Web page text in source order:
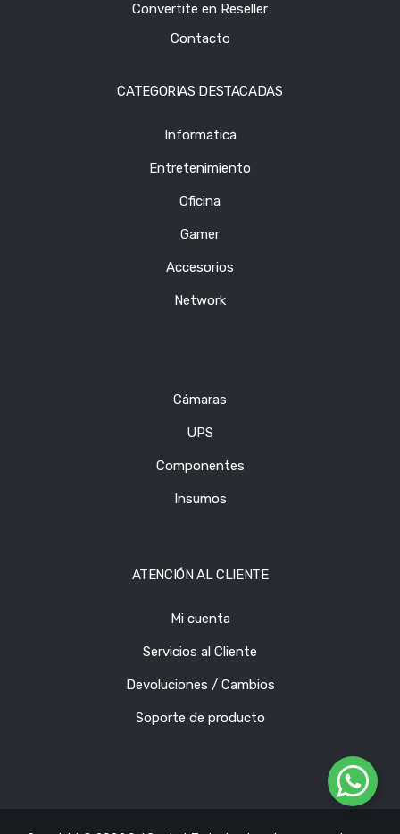
Convertite en Reseller
Contacto
CATEGORIAS DESTACADAS
Informatica
Entretenimiento
Oficina
Gamer
Accesorios
Network
Cámaras
UPS
Componentes
Insumos
ATENCIÓN AL CLIENTE
Mi cuenta
Servicios al Cliente
Devoluciones / Cambios
Soporte de producto